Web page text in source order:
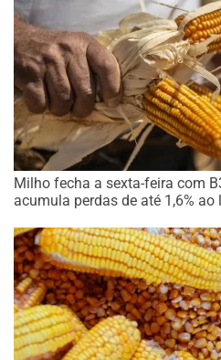
Milho fecha a sexta-feira com
acumula perdas de até 1,6%